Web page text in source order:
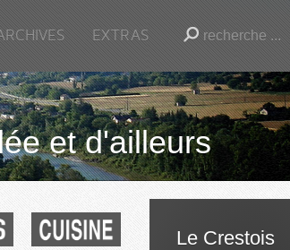
EXTRAS
et d'ailleurs
Le Crestois